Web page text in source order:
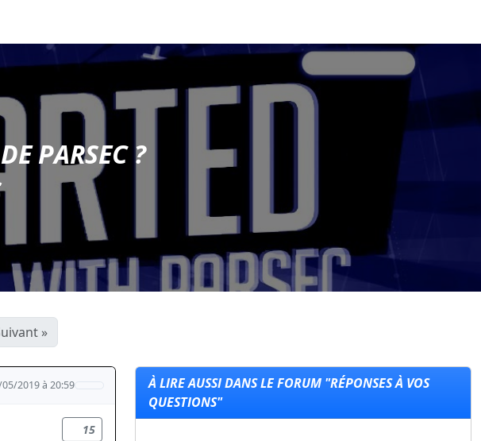
PARSEC ?
»
2019 à 20:59
15
À LIRE AUSSI DANS LE FORUM "RÉPONSES À VOS
QUESTIONS"